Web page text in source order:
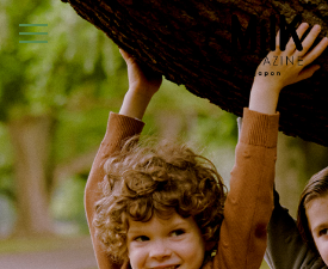
メ
ニ
ュ
ー